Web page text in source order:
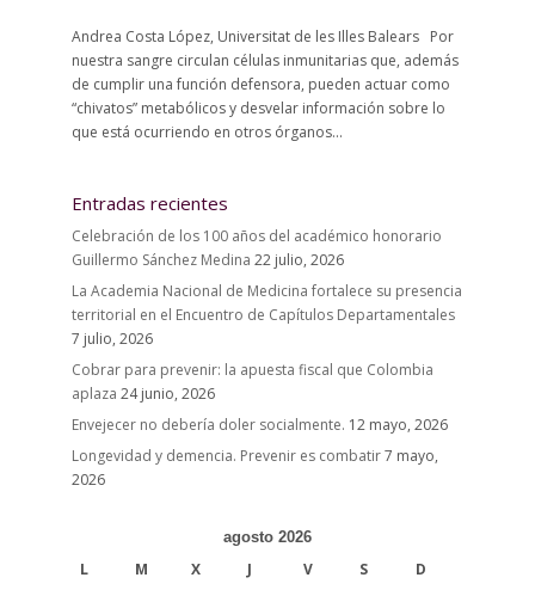
Andrea Costa López, Universitat de les Illes Balears Por
nuestra sangre circulan células inmunitarias que, además
de cumplir una función defensora, pueden actuar como
“chivatos” metabólicos y desvelar información sobre lo
que está ocurriendo en otros órganos...
Entradas recientes
Celebración de los 100 años del académico honorario
Guillermo Sánchez Medina 22 julio, 2026
La Academia Nacional de Medicina fortalece su presencia
territorial en el Encuentro de Capítulos Departamentales
7 julio, 2026
Cobrar para prevenir: la apuesta fiscal que Colombia
aplaza 24 junio, 2026
Envejecer no debería doler socialmente. 12 mayo, 2026
Longevidad y demencia. Prevenir es combatir7 mayo,
2026
agosto 2026
L M X J V S D